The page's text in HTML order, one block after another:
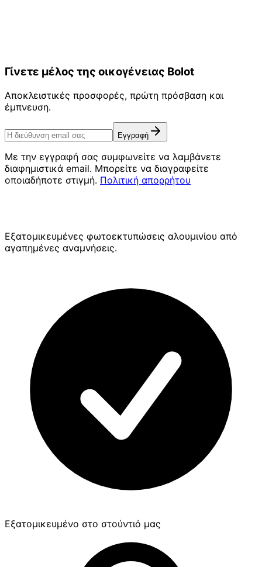
Γίνετε μέλος της οικογένειας Bolot
Αποκλειστικές προσφορές, πρώτη πρόσβαση και
έμπνευση.
Εγγραφή
Με την εγγραφή σας συμφωνείτε να λαμβάνετε
διαφημιστικά email. Μπορείτε να διαγραφείτε
οποιαδήποτε στιγμή. Πολιτική απορρήτου
Εξατομικευμένες φωτοεκτυπώσεις αλουμινίου από
αγαπημένες αναμνήσεις.
Εξατομικευμένο στο στούντιό μας